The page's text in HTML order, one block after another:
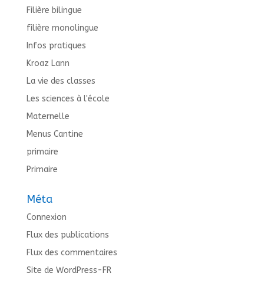
Filière bilingue
filière monolingue
Infos pratiques
Kroaz Lann
La vie des classes
Les sciences à l'école
Maternelle
Menus Cantine
primaire
Primaire
Méta
Connexion
Flux des publications
Flux des commentaires
Site de WordPress-FR